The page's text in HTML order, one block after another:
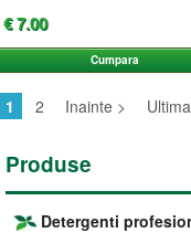
€ 7.00
Cumpara
1 2 Inainte >
Produse
Detergenti